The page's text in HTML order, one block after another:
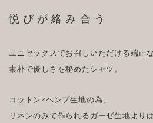
悦びが絡み合う
ユニセックスでお召しいただける端正
素朴で優しさを秘めたシャツ。
コットン×ヘンプ生地の為、
リネンのみで作られるガーゼ生地よりは